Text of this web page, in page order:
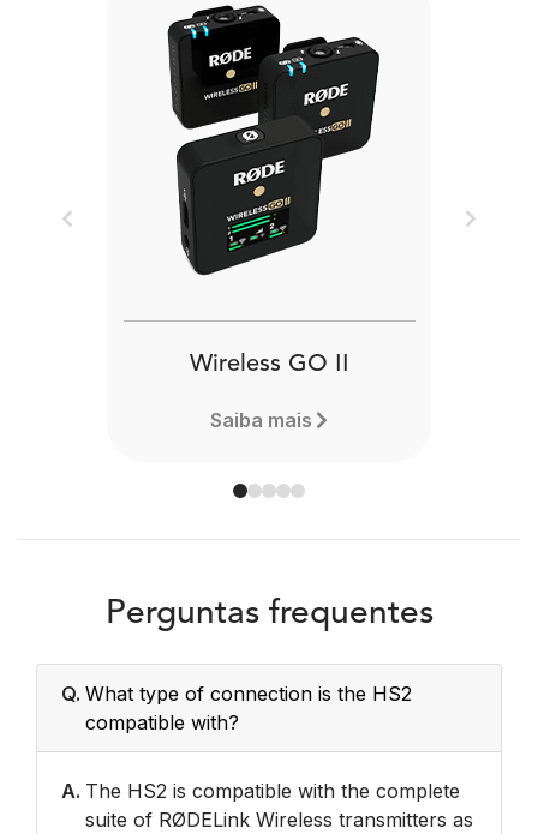
Wireless GO II
Saiba mais
Previous Next
Perguntas frequentes
Q. What type of connection is the HS2
compatible with?
A. The HS2 is compatible with the complete
suite of RØDELink Wireless transmitters as